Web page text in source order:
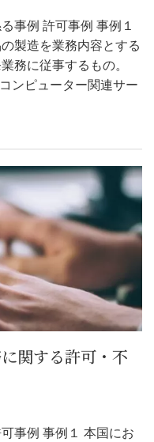
事例 許可事例 事例１
製造を業務内容とする
務に従事するもの。
ンピューター関連サー
関する許可・不
事例 事例１ 本国にお